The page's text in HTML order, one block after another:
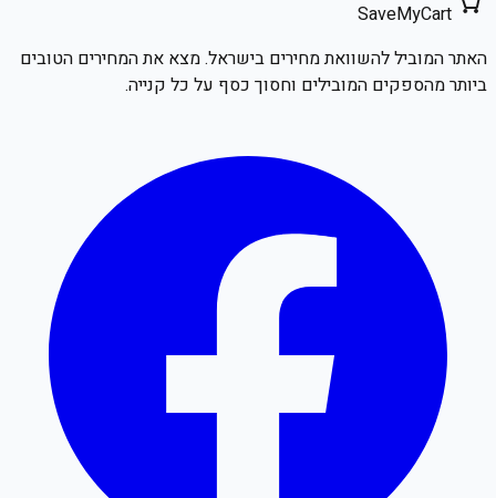
SaveMyCart
האתר המוביל להשוואת מחירים בישראל. מצא את המחירים הטובים
ביותר מהספקים המובילים וחסוך כסף על כל קנייה.